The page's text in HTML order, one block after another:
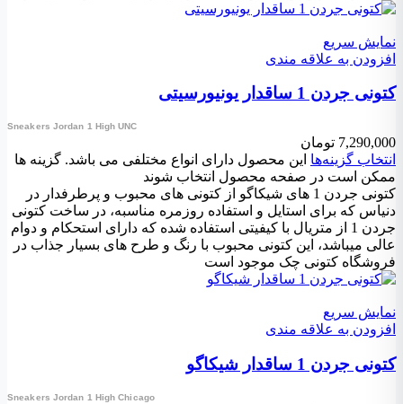
نمایش سریع
افزودن به علاقه مندی
کتونی جردن 1 ساقدار یونیورسیتی
Sneakers Jordan 1 High UNC
7,290,000 تومان
انتخاب گزینه‌ها این محصول دارای انواع مختلفی می باشد. گزینه ها
ممکن است در صفحه محصول انتخاب شوند
کتونی جردن 1 های شیکاگو از کتونی های محبوب و پرطرفدار در
دنیاس که برای استایل و استفاده روزمره مناسبه، در ساخت کتونی
جردن 1 از متریال با کیفیتی استفاده شده که دارای استحکام و دوام
عالی میباشد، این کتونی محبوب با رنگ و طرح های بسیار جذاب در
فروشگاه کتونی چک موجود است
نمایش سریع
افزودن به علاقه مندی
کتونی جردن 1 ساقدار شیکاگو
Sneakers Jordan 1 High Chicago